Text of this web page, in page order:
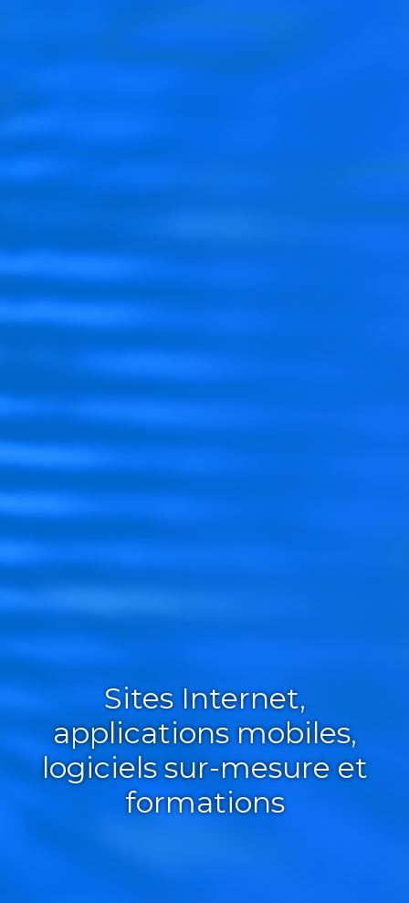
Sites Internet,
applications mobiles,
logiciels sur-mesure et
formations